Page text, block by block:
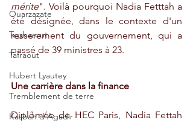
Ouarzazate
Taghazout
Tafraout
Hubert Lyautey
Tremblement de terre
Kasbah d'Agadir
mérite". Voilà pourquoi Nadia Fetttah a
été désignée, dans le contexte d'un
resserement du gouvernement, qui a
passé de 39 ministres à 23.
Une carrière dans la finance
Diplômée de HEC Paris, Nadia Fettah